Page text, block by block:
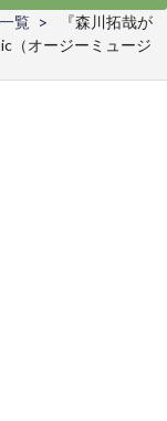
覧
『森川拓哉が
（オージーミュージ